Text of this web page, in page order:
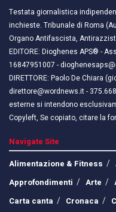
Testata giornalistica
inchieste. Tribunale di Roma
Organo Antifascista,
EDITORE: Dioghenes APS® -
16847951007 -
DIRETTORE: Paolo De Chiara
direttore@wordnews.it -
esterne si intendono
Copyleft, Se copiato, citare la
Navigate Site
Alimentazione & Fitness
Approfondimenti
Arte
Carta canta
Cronaca